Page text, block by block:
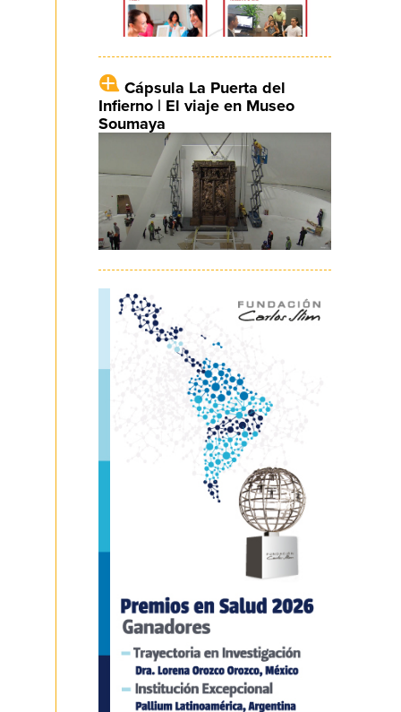
Cápsula La Puerta del
Infierno | El viaje en Museo
Soumaya